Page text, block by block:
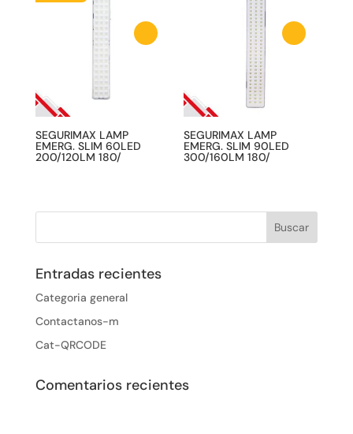
SEGURIMAX LAMP
EMERG. SLIM 60LED
200/120LM 180/
SEGURIMAX LAMP
EMERG. SLIM 90LED
300/160LM 180/
Entradas recientes
Categoria general
Contactanos-m
Cat-QRCODE
Comentarios recientes